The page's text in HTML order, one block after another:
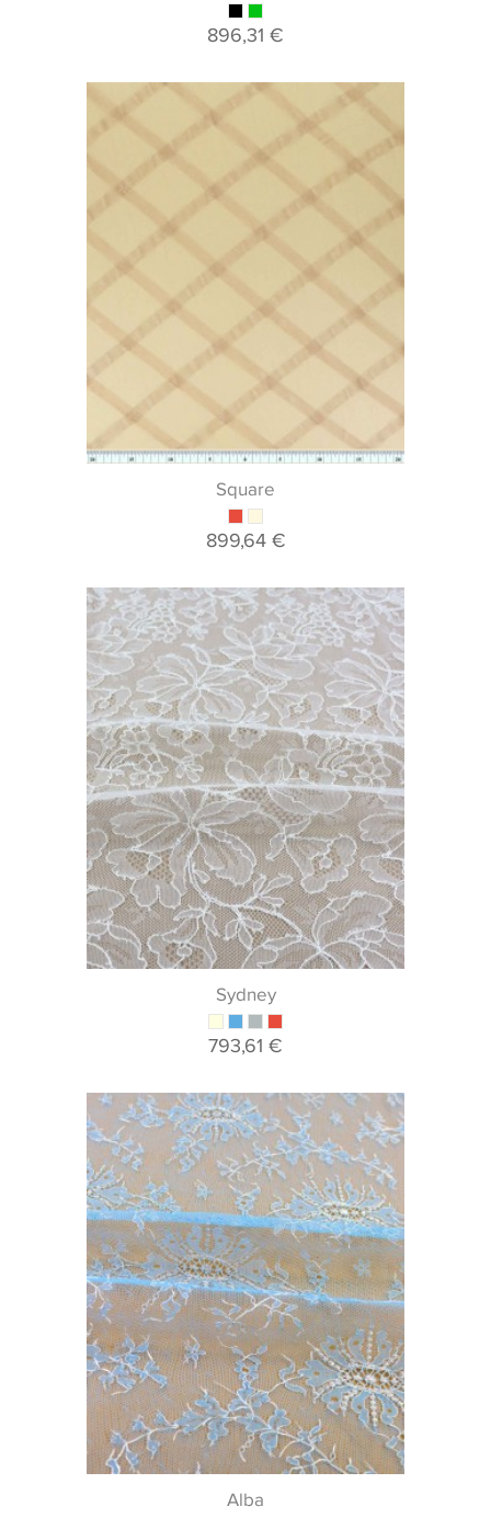
896,31 €
Square
899,64 €
Sydney
793,61 €
Alba